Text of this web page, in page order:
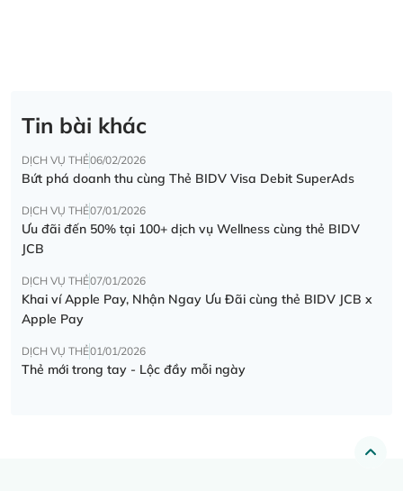
Tin bài khác
DỊCH VỤ THẺ06/02/2026
Bứt phá doanh thu cùng Thẻ BIDV Visa Debit SuperAds
DỊCH VỤ THẺ07/01/2026
Ưu đãi đến 50% tại 100+ dịch vụ Wellness cùng thẻ BIDV
JCB
DỊCH VỤ THẺ07/01/2026
Khai ví Apple Pay, Nhận Ngay Ưu Đãi cùng thẻ BIDV JCB x
Apple Pay
DỊCH VỤ THẺ01/01/2026
Thẻ mới trong tay - Lộc đầy mỗi ngày